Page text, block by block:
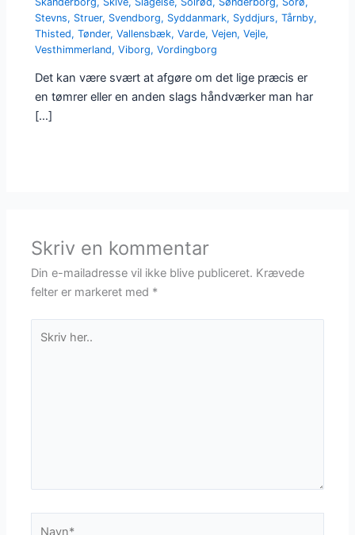
Stevns, Struer, Svendborg, Syddanmark, Syddjurs,Tårnby,
Thisted,Tønder,Vallensbæk,Varde,Vejen,Vejle,
Vesthimmerland,Viborg,Vordingborg
Det kan være svært at afgøre om det lige præcis er
en tømrer eller en anden slags håndværker man har
[…]
Skriv en kommentar
Din e-mailadresse vil ikke blive publiceret. Krævede
felter er markeret med *